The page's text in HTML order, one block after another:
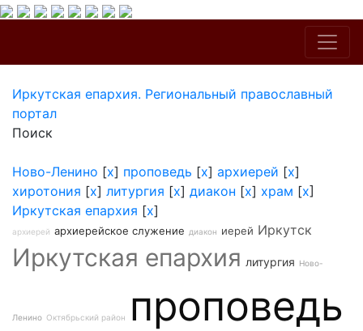
Иркутская епархия. Региональный православный
портал
Поиск
Ново-Ленино [x] проповедь [x] архиерей [x]
хиротония [x] литургия [x] диакон [x] храм [x]
Иркутская епархия [x]
архиерей архиерейское служение диакон иерей Иркутск
Иркутская епархия литургия Ново-
Ленино Октябрьский район проповедь